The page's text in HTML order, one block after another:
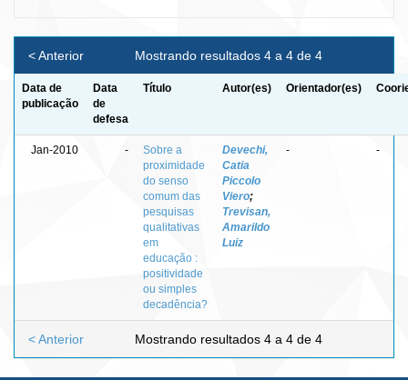
Mostrando resultados 4 a 4 de 4
< Anterior
Data de
publicação
Data
de
defesa
Título Autor(es) Orientador(es)
Jan-2010 -
Sobre a
proximidade
do senso
comum das
pesquisas
qualitativas
em
educação :
positividade
ou simples
decadência?
Devechi,
Catia
Piccolo
Viero;
Trevisan,
Amarildo
Luiz
- -
Mostrando resultados 4 a 4 de 4
< Anterior